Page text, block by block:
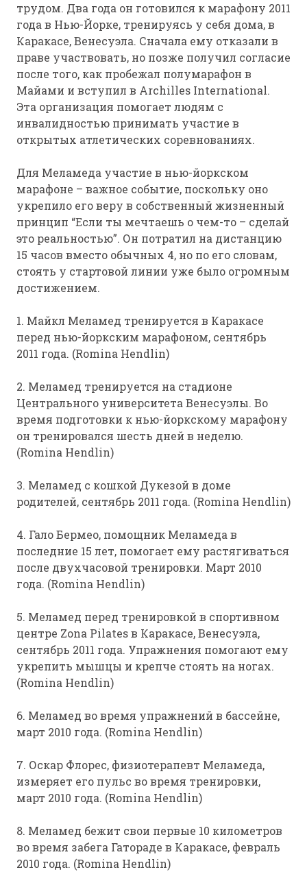
трудом. Два года он готовился к марафону 2011
года в Нью-Йорке, тренируясь у себя дома, в
Каракасе, Венесуэла. Сначала ему отказали в
праве участвовать, но позже получил согласие
после того, как пробежал полумарафон в
Майами и вступил в Archilles International.
Эта организация помогает людям с
инвалидностью принимать участие в
открытых атлетических соревнованиях.
Для Меламеда участие в нью-йоркском
марафоне – важное событие, поскольку оно
укрепило его веру в собственный жизненный
принцип “Если ты мечтаешь о чем-то – сделай
это реальностью”. Он потратил на дистанцию
15 часов вместо обычных 4, но по его словам,
стоять у стартовой линии уже было огромным
достижением.
1. Майкл Меламед тренируется в Каракасе
перед нью-йоркским марафоном, сентябрь
2011 года. (Romina Hendlin)
2. Меламед тренируется на стадионе
Центрального университета Венесуэлы. Во
время подготовки к нью-йоркскому марафону
он тренировался шесть дней в неделю.
(Romina Hendlin)
3. Меламед с кошкой Дукезой в доме
родителей, сентябрь 2011 года. (Romina Hendlin)
4. Гало Бермео, помощник Меламеда в
последние 15 лет, помогает ему растягиваться
после двухчасовой тренировки. Март 2010
года. (Romina Hendlin)
5. Меламед перед тренировкой в спортивном
центре Zona Pilates в Каракасе, Венесуэла,
сентябрь 2011 года. Упражнения помогают ему
укрепить мышцы и крепче стоять на ногах.
(Romina Hendlin)
6. Меламед во время упражнений в бассейне,
март 2010 года. (Romina Hendlin)
7. Оскар Флорес, физиотерапевт Меламеда,
измеряет его пульс во время тренировки,
март 2010 года. (Romina Hendlin)
8. Меламед бежит свои первые 10 километров
во время забега Гатораде в Каракасе, февраль
2010 года. (Romina Hendlin)